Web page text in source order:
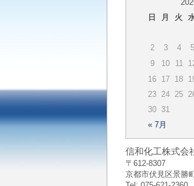
日
月 火
2
3 4 5
9
10 11
16 17 18
23 24 25
30 31
« 7月
信和化工株式会
〒612-8307
京都市伏見区景勝